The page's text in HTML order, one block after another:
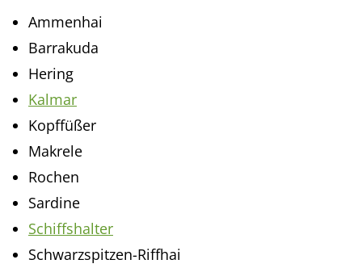
Ammenhai
Barrakuda
Hering
Kalmar
Kopffüßer
Makrele
Rochen
Sardine
Schiffshalter
Schwarzspitzen-Riffhai